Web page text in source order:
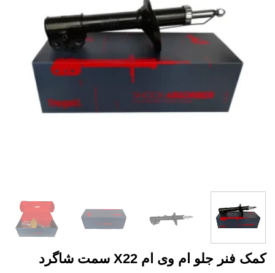
کمک فنر جلو ام وی ام X22 سمت شاگرد